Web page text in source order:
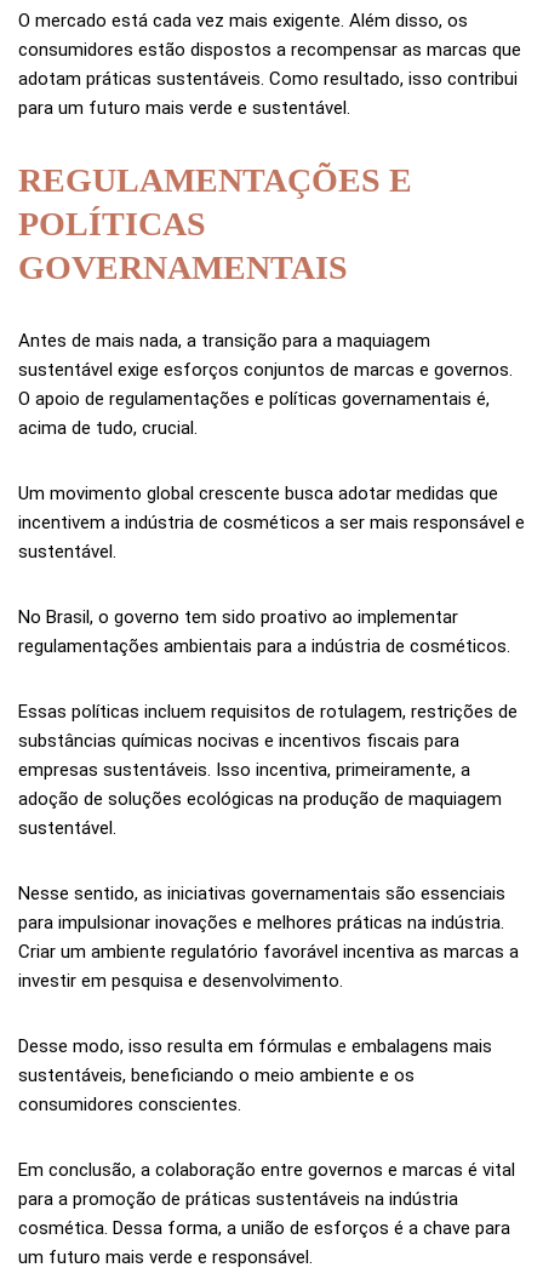
O mercado está cada vez mais exigente. Além disso, os
consumidores estão dispostos a recompensar as marcas que
adotam práticas sustentáveis. Como resultado, isso contribui
para um futuro mais verde e sustentável.
REGULAMENTAÇÕES E
POLÍTICAS
GOVERNAMENTAIS
Antes de mais nada, a transição para a maquiagem
sustentável exige esforços conjuntos de marcas e governos.
O apoio de regulamentações e políticas governamentais é,
acima de tudo, crucial.
Um movimento global crescente busca adotar medidas que
incentivem a indústria de cosméticos a ser mais responsável e
sustentável.
No Brasil, o governo tem sido proativo ao implementar
regulamentações ambientais para a indústria de cosméticos.
Essas políticas incluem requisitos de rotulagem, restrições de
substâncias químicas nocivas e incentivos fiscais para
empresas sustentáveis. Isso incentiva, primeiramente, a
adoção de soluções ecológicas na produção de maquiagem
sustentável.
Nesse sentido, as iniciativas governamentais são essenciais
para impulsionar inovações e melhores práticas na indústria.
Criar um ambiente regulatório favorável incentiva as marcas a
investir em pesquisa e desenvolvimento.
Desse modo, isso resulta em fórmulas e embalagens mais
sustentáveis, beneficiando o meio ambiente e os
consumidores conscientes.
Em conclusão, a colaboração entre governos e marcas é vital
para a promoção de práticas sustentáveis na indústria
cosmética. Dessa forma, a união de esforços é a chave para
um futuro mais verde e responsável.